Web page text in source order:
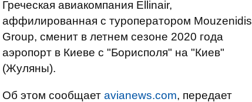
Греческая авиакомпания Ellinair,
аффилированная с туроператором Mouzenidis
Group, сменит в летнем сезоне 2020 года
аэропорт в Киеве с "Борисполя" на "Киев"
(Жуляны).
Об этом сообщает avianews.com, передает